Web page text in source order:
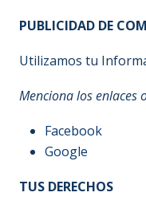
PUBLICIDAD DE
Utilizamos tu
Menciona los enlaces
Facebook
Google
TUS DERECHOS